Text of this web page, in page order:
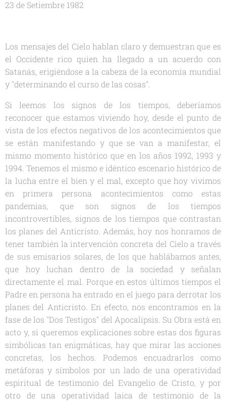
23 de Setiembre 1982
Los mensajes del Cielo hablan claro y demuestran que es
el Occidente rico quien ha llegado a un acuerdo con
Satanás, erigiéndose a la cabeza de la economía mundial
y "determinando el curso de las cosas".
Si leemos los signos de los tiempos, deberíamos
reconocer que estamos viviendo hoy, desde el punto de
vista de los efectos negativos de los acontecimientos que
se están manifestando y que se van a manifestar, el
mismo momento histórico que en los años 1992, 1993 y
1994. Tenemos el mismo e idéntico escenario histórico de
la lucha entre el bien y el mal, excepto que hoy vivimos
en primera persona acontecimientos como estas
pandemias, que son signos de los tiempos
incontrovertibles, signos de los tiempos que contrastan
los planes del Anticristo. Además, hoy nos honramos de
tener también la intervención concreta del Cielo a través
de sus emisarios solares, de los que hablábamos antes,
que hoy luchan dentro de la sociedad y señalan
directamente el mal. Porque en estos últimos tiempos el
Padre en persona ha entrado en el juego para derrotar los
planes del Anticristo. En efecto, nos encontramos en la
fase de los "Dos Testigos" del Apocalipsis. Su Obra está en
acto y, si queremos explicaciones sobre estas dos figuras
simbólicas tan enigmáticas, hay que mirar las acciones
concretas, los hechos. Podemos encuadrarlos como
metáforas y símbolos por un lado de una operatividad
espiritual de testimonio del Evangelio de Cristo, y por
otro de una operatividad laica de testimonio de la